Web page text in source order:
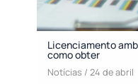
Licenciamento
como obter
Notícias / 24 de abril